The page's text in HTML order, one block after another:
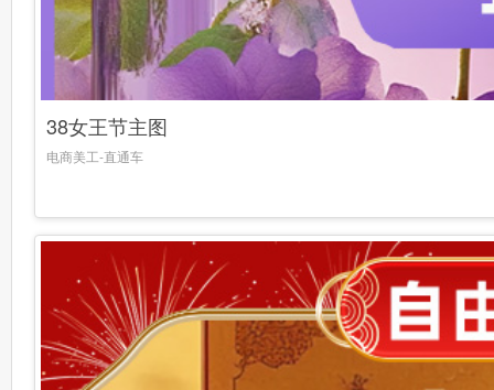
38女王节主图
电商美工-直通车